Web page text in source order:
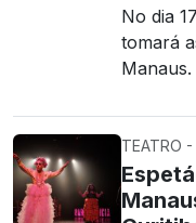
No dia
tomará
Manaus.
TEATRO